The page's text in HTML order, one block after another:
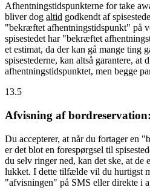
Afhentningstidspunkterne for take
bliver dog altid godkendt af
"bekræftet afhentningstidspunkt" på
spisestedet har "bekræftet
et estimat, da der kan gå mange ting
spisestederne, kan altså garantere, at
afhentningstidspunktet, men begge
13.5
Afvisning af bordreservation:
Du accepterer, at når du fortager en
er det blot en forespørgsel til
du selv ringer ned, kan det ske, at de
lukket. I dette tilfælde vil du hurtigst
"afvisningen" på SMS eller direkte i